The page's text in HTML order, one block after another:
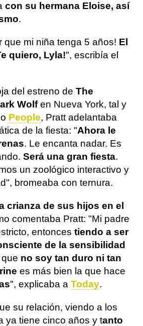
con su hermana Eloise, así
.
que mi niña tenga 5 años! El
quiero, Lyla!", escribía el
del estreno de The
Wolfen Nueva York, tal y
People, Pratt adelantaba
de la fiesta: "Ahora le
. Le encanta nadar. Es
Será una gran fiesta.
un zoológico interactivo y
bromeaba con ternura.
crianza de sus hijos en el
comentaba Pratt: "Mi padre
entonces tiendo a ser
de la sensibilidad
no soy tan duro ni tan
es más bien la que hace
", explicaba a Today.
su relación, viendo a los
ya tiene cinco años y tanto